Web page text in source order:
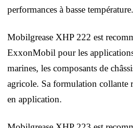
performances à basse température.
Mobilgrease XHP 222 est
ExxonMobil pour les
marines, les composants de
agricole. Sa formulation collante
en application.